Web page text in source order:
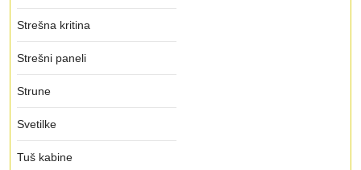
Strešna kritina
Strešni paneli
Strune
Svetilke
Tuš kabine